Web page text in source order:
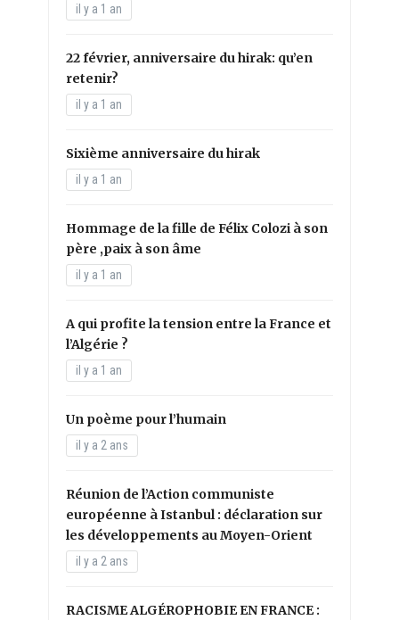
il y a 1 an
22 février, anniversaire du hirak: qu’en
retenir?
il y a 1 an
Sixième anniversaire du hirak
il y a 1 an
Hommage de la fille de Félix Colozi à son
père ,paix à son âme
il y a 1 an
A qui profite la tension entre la France et
l’Algérie ?
il y a 1 an
Un poème pour l’humain
il y a 2 ans
Réunion de l’Action communiste
européenne à Istanbul : déclaration sur
les développements au Moyen-Orient
il y a 2 ans
RACISME ALGÉROPHOBIE EN FRANCE :